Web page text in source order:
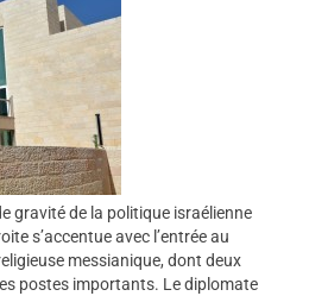
gravité de la politique israélienne
s’accentue avec l’entrée au
messianique, dont deux
postes importants. Le diplomate